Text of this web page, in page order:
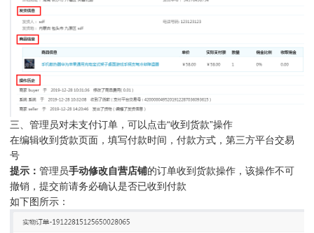
三、管理员对未支付订单，可以点击“收到货款”操作
在编辑收到货款页面，填写付款时间，付款方式，第三方平台交易
号
提示：管理员手动修改自营店铺的订单收到货款操作，该操作不可
撤销，提交前请务必确认是否已收到付款
如下图所示：